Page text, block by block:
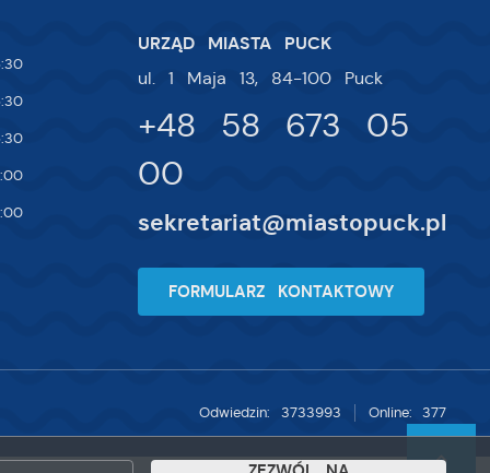
URZĄD MIASTA PUCK
ul. 1 Maja 13, 84-100 Puck
+48 58 673 05
00
sekretariat@miastopuck.pl
FORMULARZ KONTAKTOWY
Odwiedzin: 3733993 Online: 377